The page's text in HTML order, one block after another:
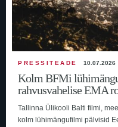
PRESSITEADE 10.07.2026
Kolm BFMi
rahvusvahelise EMA
Tallinna Ülikooli Balti filmi,
kolm lühimängufilmi pälvisid